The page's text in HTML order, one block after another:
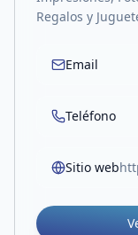
Regalos y
Email
Teléfono
Sitio web